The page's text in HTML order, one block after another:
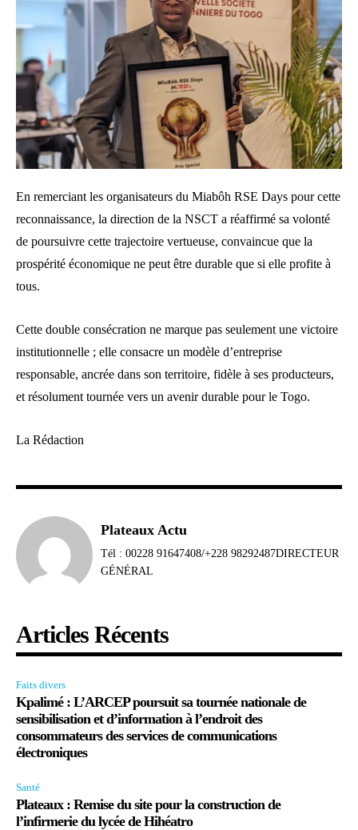
En remerciant les organisateurs du Miabôh RSE Days pour cette
reconnaissance, la direction de la NSCT a réaffirmé sa volonté
de poursuivre cette trajectoire vertueuse, convaincue que la
prospérité économique ne peut être durable que si elle profite à
tous.
Cette double consécration ne marque pas seulement une victoire
institutionnelle ; elle consacre un modèle d’entreprise
responsable, ancrée dans son territoire, fidèle à ses producteurs,
et résolument tournée vers un avenir durable pour le Togo.
La Rédaction
Plateaux Actu
Tél : 00228 91647408/+228 98292487DIRECTEUR
GÉNÉRAL
Articles Récents
Faits divers
Kpalimé : L’ARCEP poursuit sa tournée nationale de
sensibilisation et d’information à l’endroit des
consommateurs des services de communications
électroniques
Santé
Plateaux : Remise du site pour la construction de
l’infirmerie du lycée de Hihéatro